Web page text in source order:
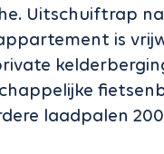
Uitschuiftrap
is
laadpalen